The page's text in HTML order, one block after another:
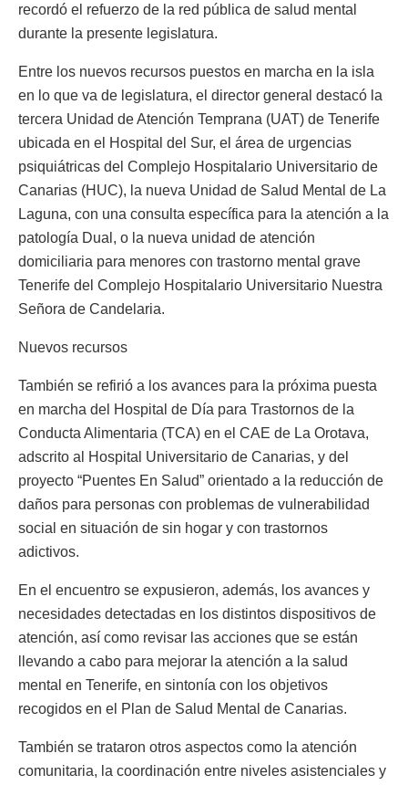
recordó el refuerzo de la red pública de salud mental
durante la presente legislatura.
Entre los nuevos recursos puestos en marcha en la isla
en lo que va de legislatura, el director general destacó la
tercera Unidad de Atención Temprana (UAT) de Tenerife
ubicada en el Hospital del Sur, el área de urgencias
psiquiátricas del Complejo Hospitalario Universitario de
Canarias (HUC), la nueva Unidad de Salud Mental de La
Laguna, con una consulta específica para la atención a la
patología Dual, o la nueva unidad de atención
domiciliaria para menores con trastorno mental grave
Tenerife del Complejo Hospitalario Universitario Nuestra
Señora de Candelaria.
Nuevos recursos
También se refirió a los avances para la próxima puesta
en marcha del Hospital de Día para Trastornos de la
Conducta Alimentaria (TCA) en el CAE de La Orotava,
adscrito al Hospital Universitario de Canarias, y del
proyecto “Puentes En Salud” orientado a la reducción de
daños para personas con problemas de vulnerabilidad
social en situación de sin hogar y con trastornos
adictivos.
En el encuentro se expusieron, además, los avances y
necesidades detectadas en los distintos dispositivos de
atención, así como revisar las acciones que se están
llevando a cabo para mejorar la atención a la salud
mental en Tenerife, en sintonía con los objetivos
recogidos en el Plan de Salud Mental de Canarias.
También se trataron otros aspectos como la atención
comunitaria, la coordinación entre niveles asistenciales y